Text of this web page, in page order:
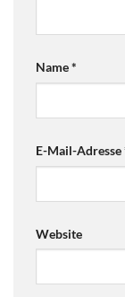
Name*
E-Mail-Adresse
Website